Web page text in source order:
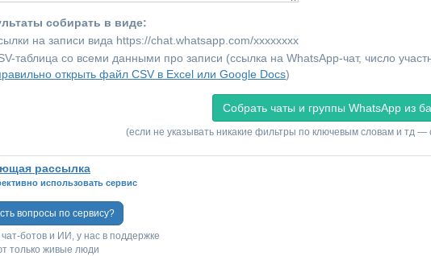
собирать в виде:
на записи вида https://chat.whatsapp.com/xxxxxxxx
таблица со всеми данными про записи (ссылка на WhatsApp-чат, число
открыть файл CSV в Excel или Google Docs)
(если не указывать никакие фильтры по ключевым словам и тд —
рассылка
использовать сервис
вопросы по сервису?
чат-ботов и ИИ, у нас в поддержке
только живые люди